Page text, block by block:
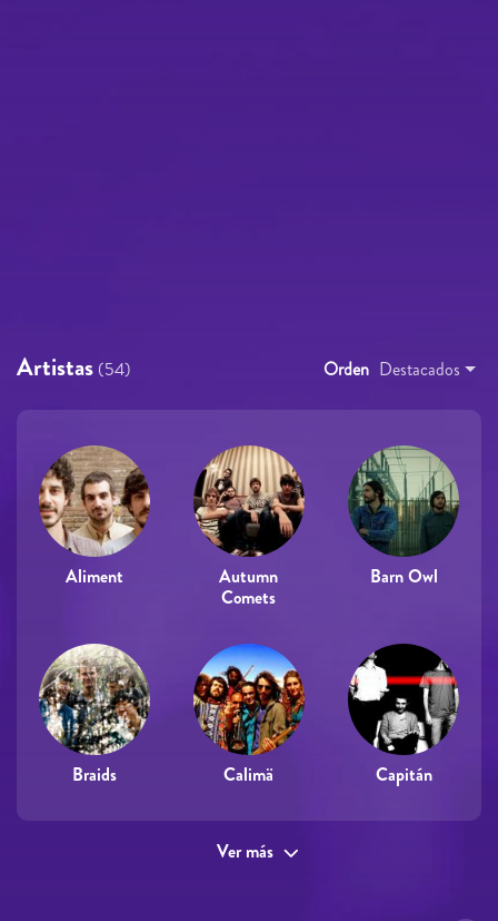
Artistas (54) Orden Destacados
Aliment
Autumn
Comets
Barn Owl
Braids Calimä Capitán
Ver más